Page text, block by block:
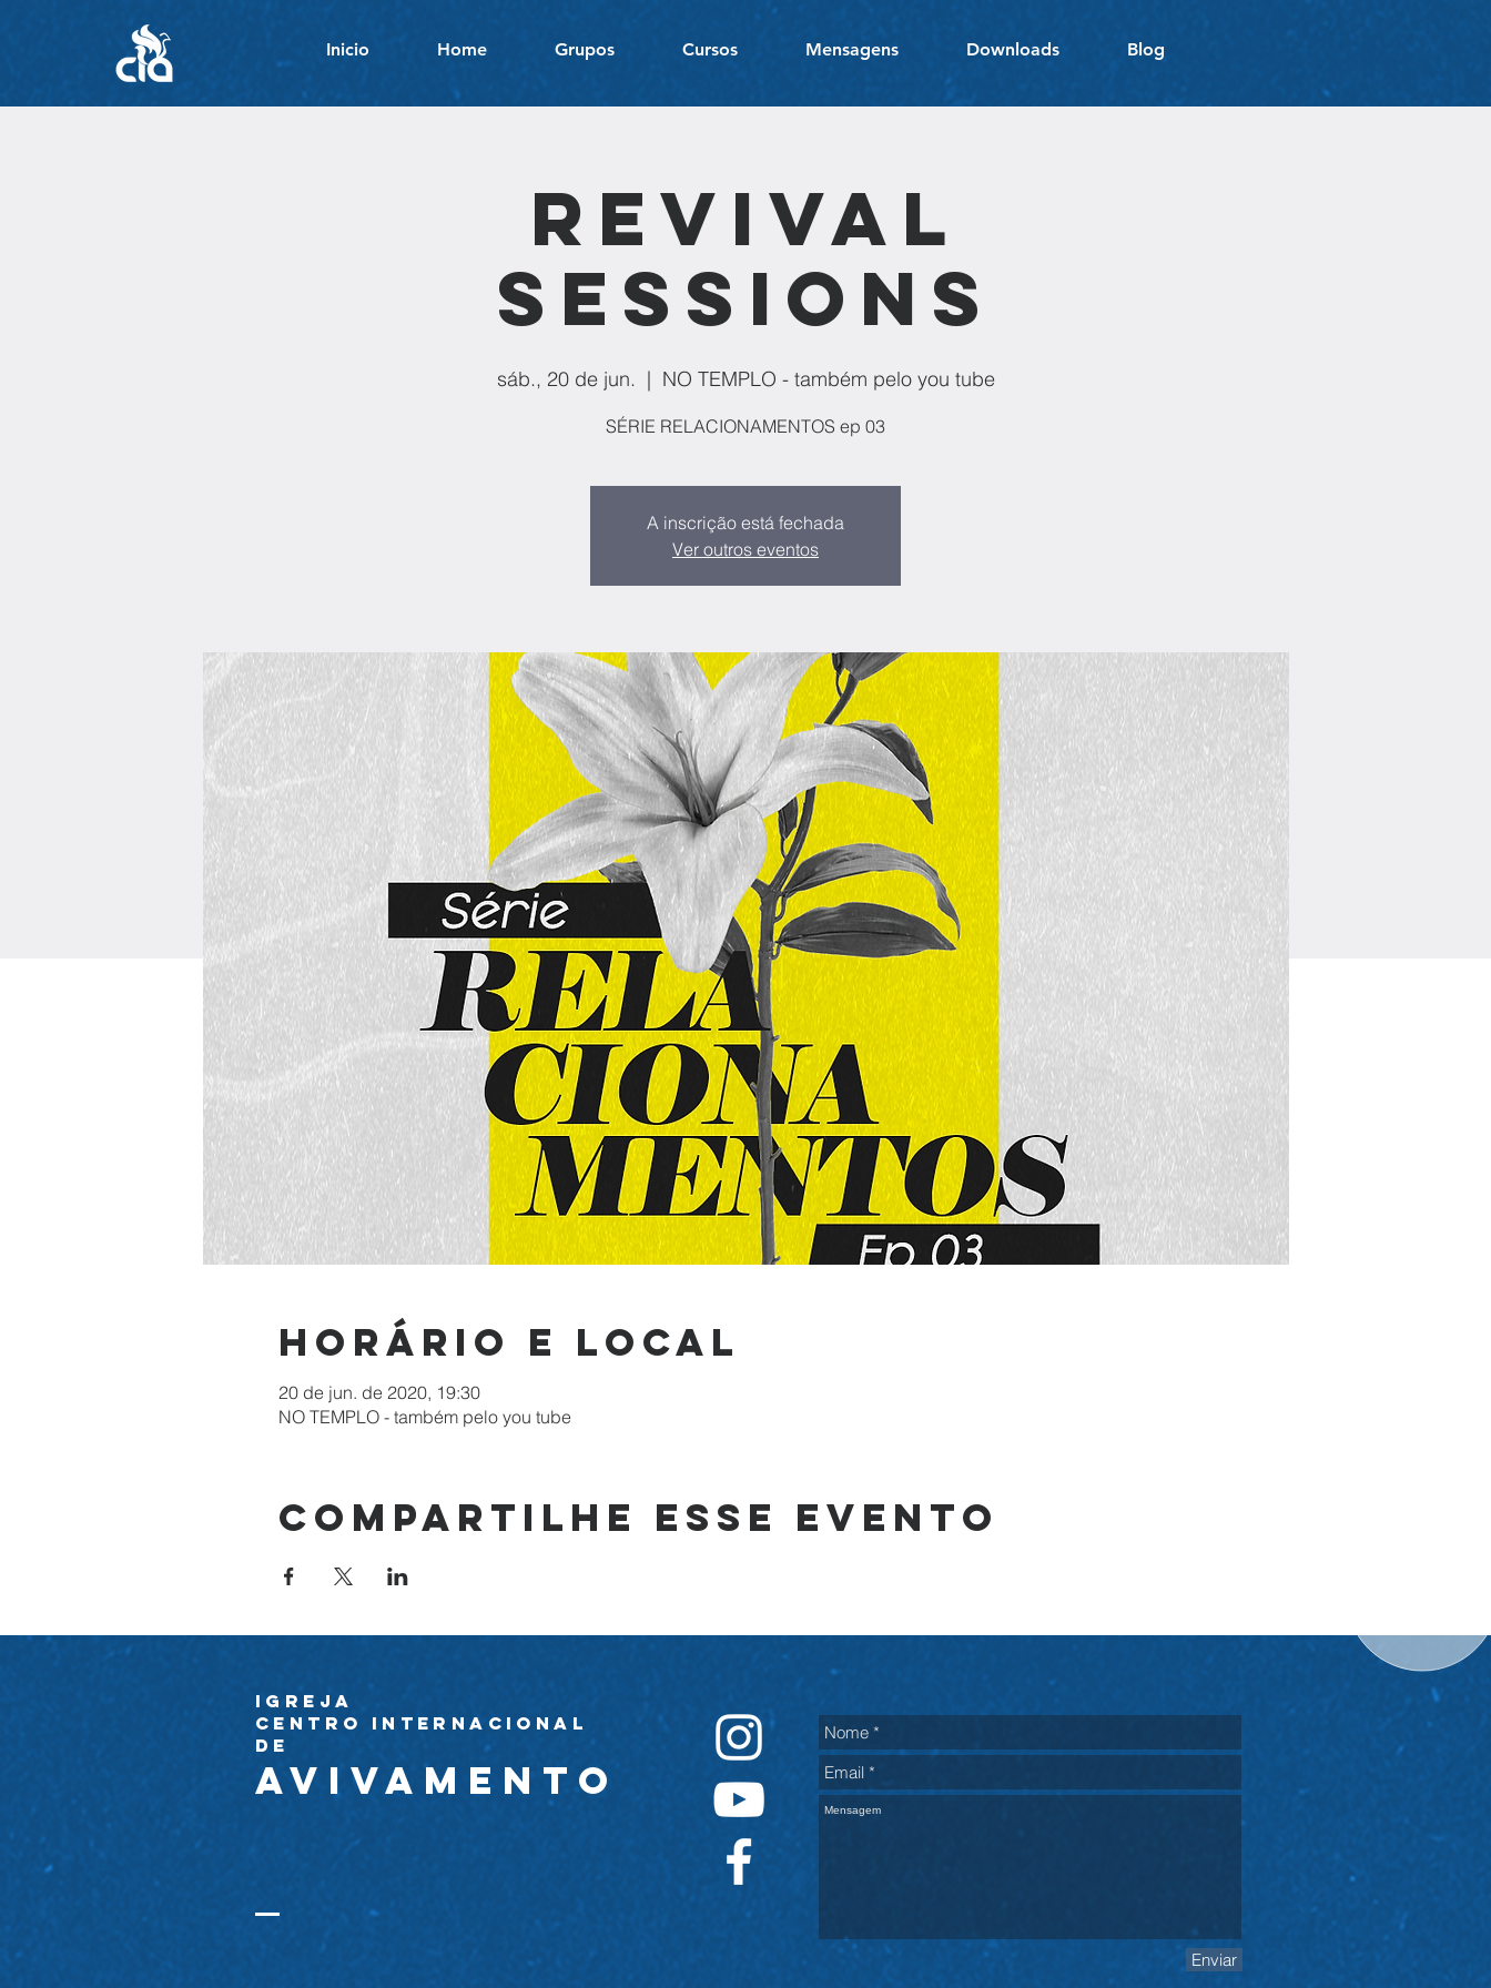
Inicio Home Grupos Cursos Mensagens Downloads Blog
REVIVAL
SESSIONS
sáb., 20 de jun.
  |
NO TEMPLO - também pelo you tube
SÉRIE RELACIONAMENTOS ep 03
A inscrição está fechada
Ver outros eventos
Horário e local
20 de jun. de 2020, 19:30
NO TEMPLO - também pelo you tube
Compartilhe esse evento
Igreja
Centro Internacional
de
avivamento
Enviar